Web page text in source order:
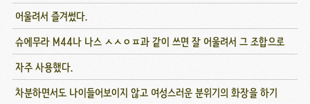
어울려서 즐겨썼다.
슈에무라 M44나 나스 ㅅㅅㅇㅍ과 같이 쓰면 잘 어울려서 그 조합으로
자주 사용했다.
차분하면서도 나이들어보이지 않고 여성스러운 분위기의 화장을 하기